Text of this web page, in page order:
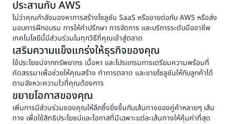
ประสานกับ AWS
ไม่ว่าคุณกำลังมองหาการสร้างโซลูชัน SaaS หรือขายต่อกับ AWS หรือส่ง
มอบการฝึกอบรม การให้คำปรึกษา การจัดการ และบริการระดับมืออาชีพ
เทคโนโลยีนี้มีส่วนร่วมในทุกวิธีที่คุณเข้าสู่ตลาด
เสริมความแข็งแกร่งให้ธุรกิจของคุณ
ใช้ประโยชน์จากทรัพยากร เนื้อหา และโปรแกรมการเตรียมความพร้อมที่
คัดสรรมาเพื่อช่วยให้คุณสร้าง ทำการตลาด และขายโซลูชันให้กับลูกค้าได้
ตามจังหวะความไวที่คุณต้องการ
ขยายโอกาสของคุณ
เพิ่มการมีส่วนร่วมของคุณให้ลึกซึ้งยิ่งขึ้นกับเส้นทางของคู่ค้าหลายๆ เส้น
ทาง เพื่อใช้สิทธิประโยชน์และโอกาสที่มีเฉพาะแต่ละเส้นทางให้คุ้มค่าที่สุด